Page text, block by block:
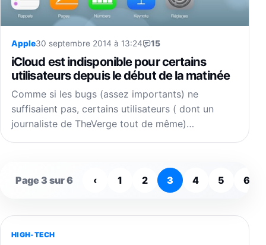
Apple30 septembre 2014 à 13:24 15
iCloud est indisponible pour certains
utilisateurs depuis le début de la matinée
Comme si les bugs (assez importants) ne
suffisaient pas, certains utilisateurs ( dont un
journaliste de TheVerge tout de même)…
Page 3 sur 6 ‹ 1 2 3 4 5 6
HIGH-TECH